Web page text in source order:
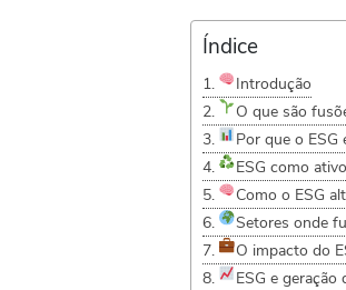
Índice
Introdução
O que são
Por que o
ESG como
Como o ESG
Setores onde
O impacto do
ESG e